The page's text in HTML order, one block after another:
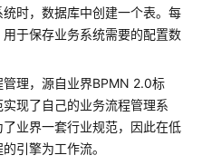
时，数据库中创建一个表。每
于保存业务系统需要的配置数
管理，源自业界BPMN 2.0标
现了自己的业务流程管理系
业界一套行业规范，因此在低
引擎为工作流。